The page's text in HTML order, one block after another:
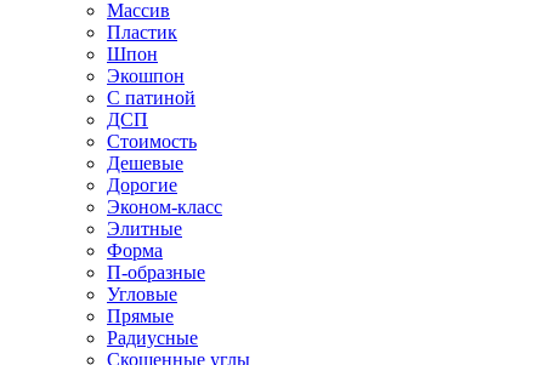
Массив
Пластик
Шпон
Экошпон
С патиной
ДСП
Стоимость
Дешевые
Дорогие
Эконом-класс
Элитные
Форма
П-образные
Угловые
Прямые
Радиусные
Скошенные углы